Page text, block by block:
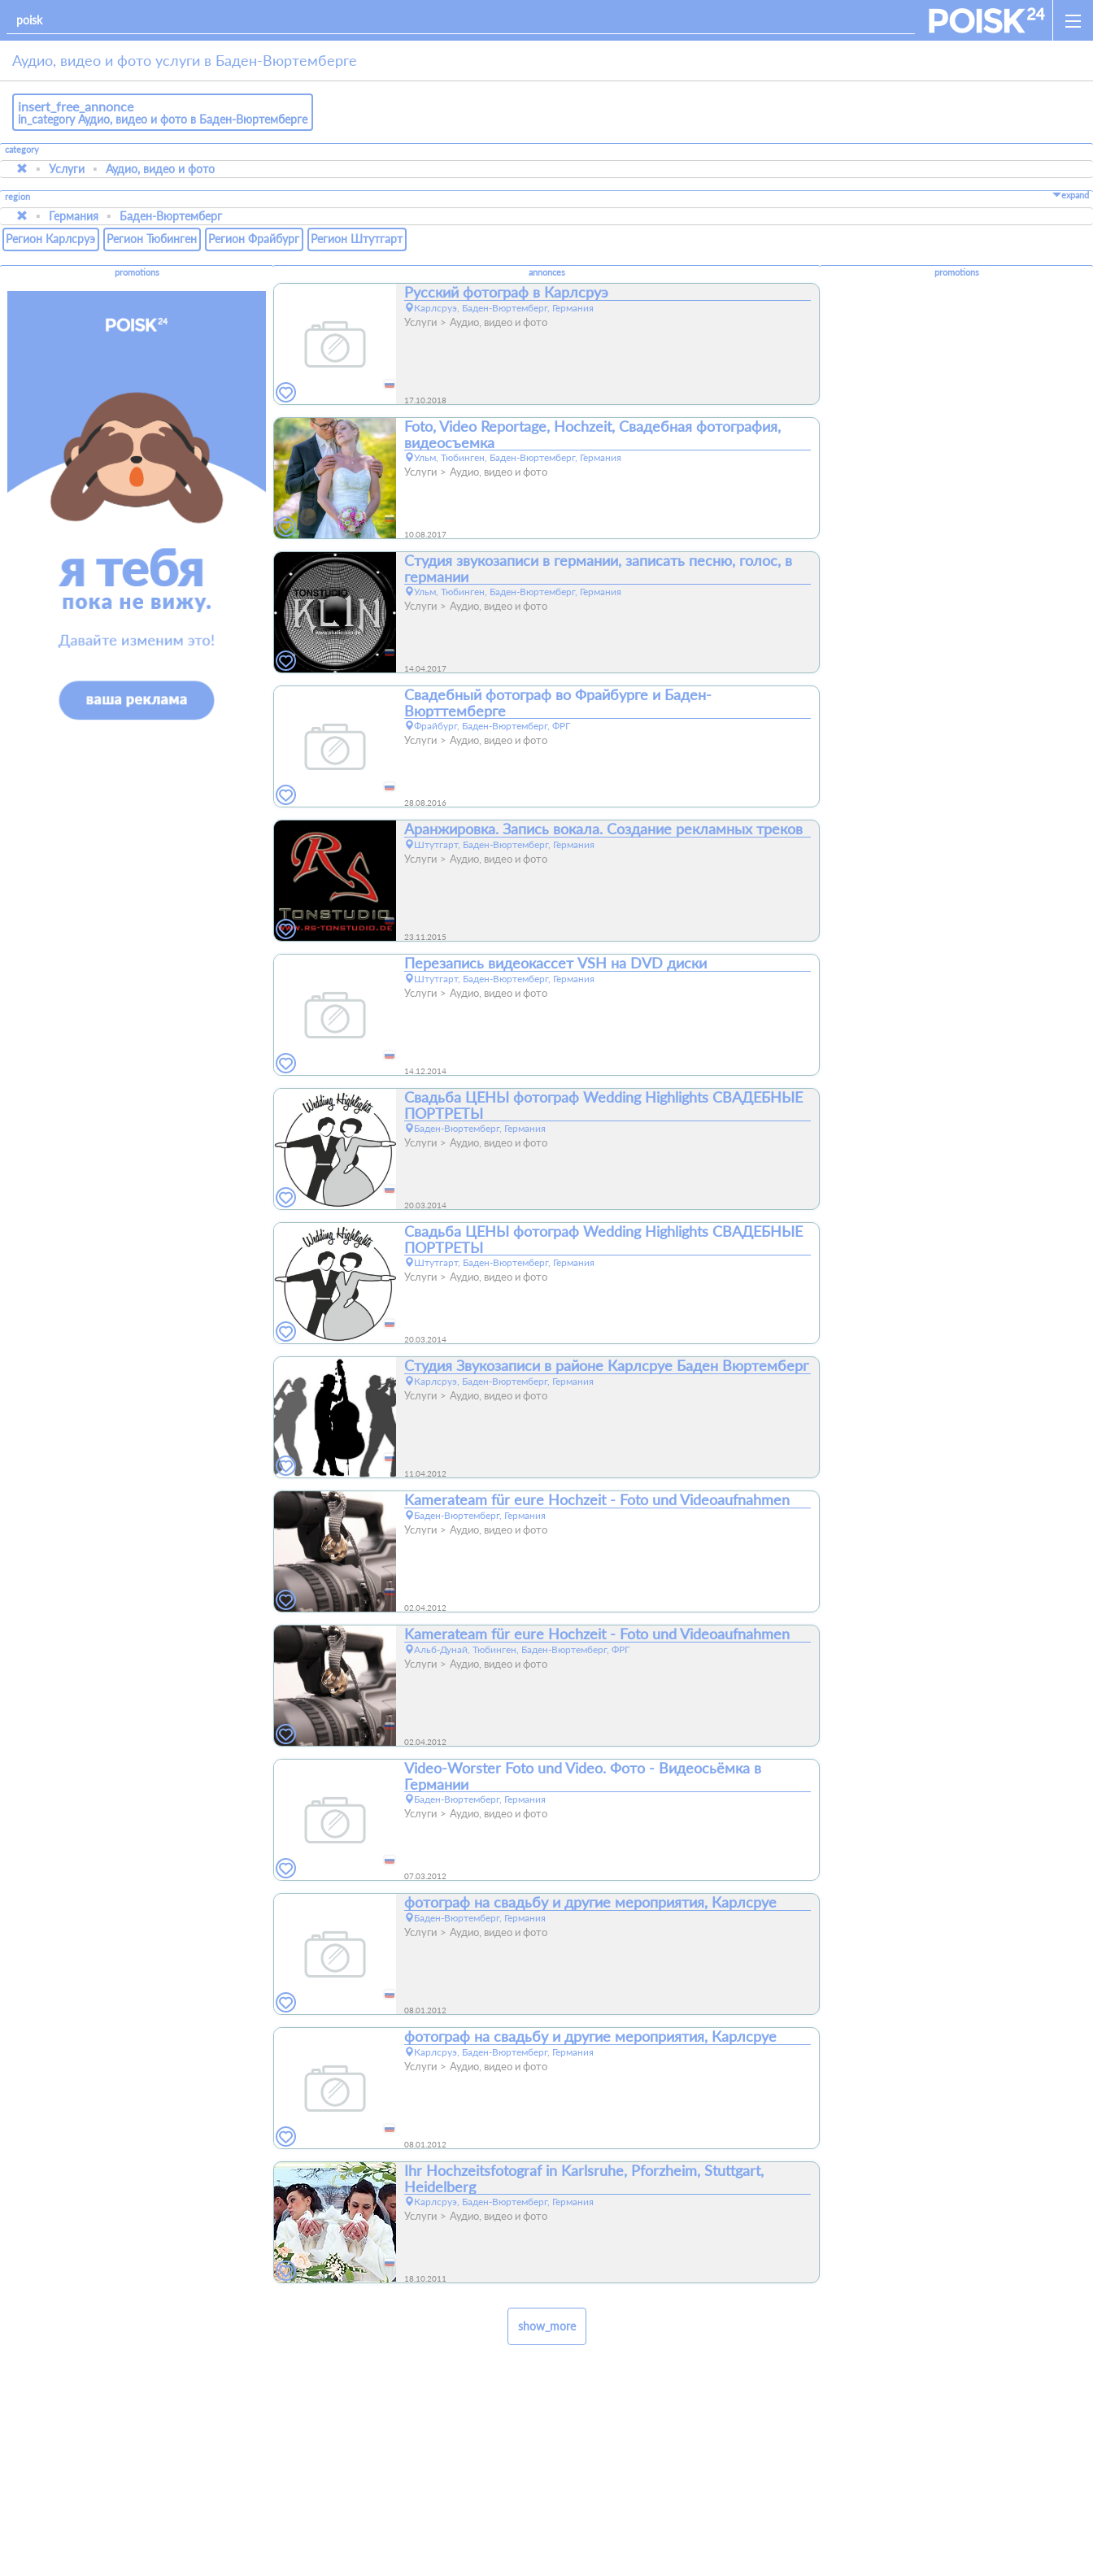
Аудио, видео и фото услуги в Баден-Вюртемберге
insert_free_annonce
in_category Аудио, видео и фото в Баден-Вюртемберге
category
Услуги Аудио, видео и фото
region expand
Германия
Баден-Вюртемберг
Регион Карлсруэ
Регион Тюбинген Регион Фрайбург Регион Штутгарт
promotions promotions
annonces
Русский фотограф в Карлсруэ
Карлсруэ, Баден-Вюртемберг, Германия
Услуги Аудио, видео и фото
17.10.2018
Foto, Video Reportage, Hochzeit, Свадебная фотография,
видеосъемка
Ульм, Тюбинген, Баден-Вюртемберг, Германия
Услуги Аудио, видео и фото
10.08.2017
Студия звукозаписи в германии, записать песню, голос, в
германии
Ульм, Тюбинген, Баден-Вюртемберг, Германия
Услуги Аудио, видео и фото
14.04.2017
Свадебный фотограф во Фрайбурге и Баден-
Вюрттемберге
Фрайбург, Баден-Вюртемберг, ФРГ
Услуги Аудио, видео и фото
28.08.2016
Аранжировка. Запись вокала. Создание рекламных треков
Штутгарт, Баден-Вюртемберг, Германия
Услуги Аудио, видео и фото
23.11.2015
Перезапись видеокассет VSH на DVD диски
Штутгарт, Баден-Вюртемберг, Германия
Услуги Аудио, видео и фото
14.12.2014
Свадьба ЦЕНЫ фотограф Wedding Highlights СВАДЕБНЫЕ
ПОРТРЕТЫ
Баден-Вюртемберг, Германия
Услуги Аудио, видео и фото
20.03.2014
Свадьба ЦЕНЫ фотограф Wedding Highlights СВАДЕБНЫЕ
ПОРТРЕТЫ
Штутгарт, Баден-Вюртемберг, Германия
Услуги Аудио, видео и фото
20.03.2014
Студия Звукозаписи в районе Карлсруе Баден Вюртемберг
Карлсруэ, Баден-Вюртемберг, Германия
Услуги Аудио, видео и фото
11.04.2012
Kamerateam für eure Hochzeit - Foto und Videoaufnahmen
Баден-Вюртемберг, Германия
Услуги Аудио, видео и фото
02.04.2012
Kamerateam für eure Hochzeit - Foto und Videoaufnahmen
Альб-Дунай, Тюбинген, Баден-Вюртемберг, ФРГ
Услуги Аудио, видео и фото
02.04.2012
Video-Worster Foto und Video. Фото - Видеосьёмка в
Германии
Баден-Вюртемберг, Германия
Услуги Аудио, видео и фото
07.03.2012
фотограф на свадьбу и другие мероприятия, Карлсруе
Баден-Вюртемберг, Германия
Услуги Аудио, видео и фото
08.01.2012
фотограф на свадьбу и другие мероприятия, Карлсруе
Карлсруэ, Баден-Вюртемберг, Германия
Услуги Аудио, видео и фото
08.01.2012
Ihr Hochzeitsfotograf in Karlsruhe, Pforzheim, Stuttgart,
Heidelberg
Карлсруэ, Баден-Вюртемберг, Германия
Услуги Аудио, видео и фото
18.10.2011
show_more